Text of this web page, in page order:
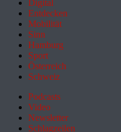
Digital
Entdecken
Mobilität
Sinn
Hamburg
Sport
Österreich
Schweiz
Podcasts
Video
Newsletter
Schlagzeilen